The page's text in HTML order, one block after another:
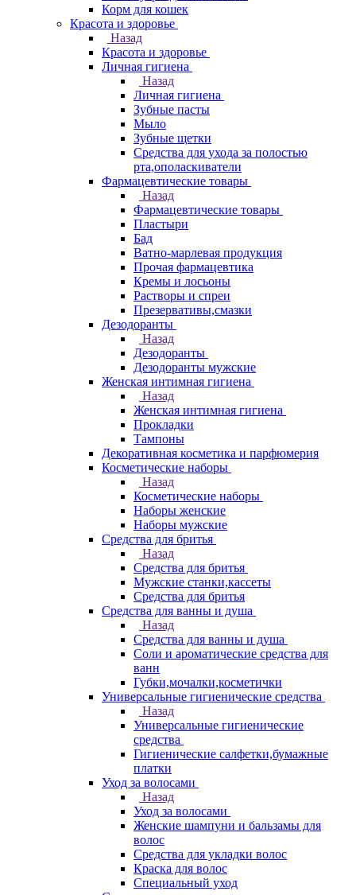
Корм для кошек
Красота и здоровье
Назад
Красота и здоровье
Личная гигиена
Назад
Личная гигиена
Зубные пасты
Мыло
Зубные щетки
Средства для ухода за полостью
рта,ополаскиватели
Фармацевтические товары
Назад
Фармацевтические товары
Пластыри
Бад
Ватно-марлевая продукция
Прочая фармацевтика
Кремы и лосьоны
Растворы и спреи
Презервативы,смазки
Дезодоранты
Назад
Дезодоранты
Дезодоранты мужские
Женская интимная гигиена
Назад
Женская интимная гигиена
Прокладки
Тампоны
Декоративная косметика и парфюмерия
Косметические наборы
Назад
Косметические наборы
Наборы женские
Наборы мужские
Средства для бритья
Назад
Средства для бритья
Мужские станки,кассеты
Средства для бритья
Средства для ванны и душа
Назад
Средства для ванны и душа
Соли и ароматические средства для
ванн
Губки,мочалки,косметички
Универсальные гигиенические средства
Назад
Универсальные гигиенические
средства
Гигиенические салфетки,бумажные
платки
Уход за волосами
Назад
Уход за волосами
Женские шампуни и бальзамы для
волос
Средства для укладки волос
Краска для волос
Специальный уход